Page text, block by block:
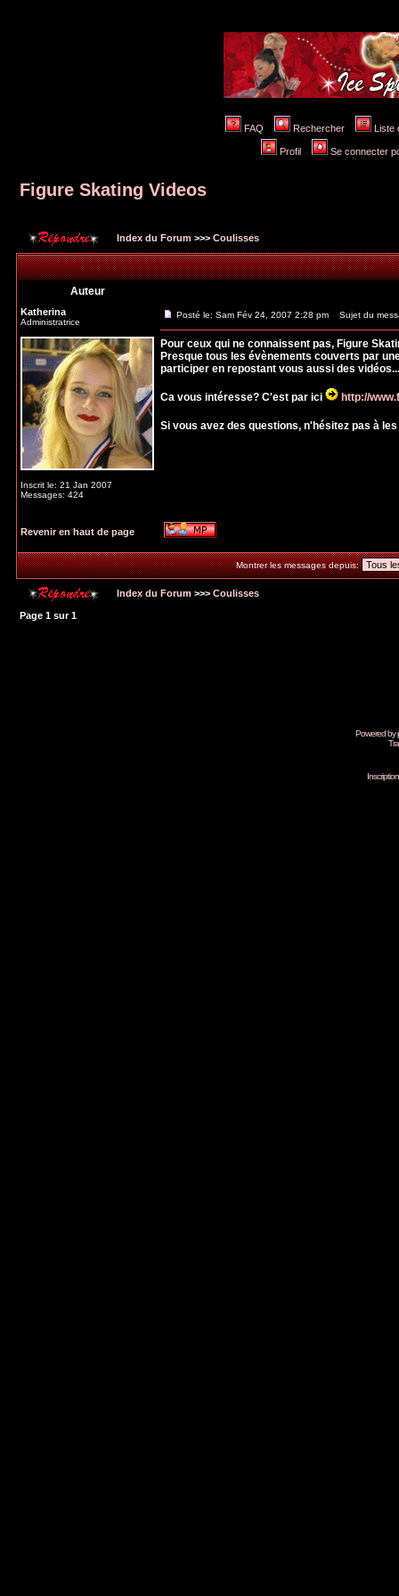
FAQ Rechercher Liste
Profil Se connecter
Figure Skating Videos
Index du Forum >>> Coulisses
Auteur
Katherina
Administratrice
Inscrit le: 21 Jan 2007
Messages: 424
Posté le: Sam Fév 24, 2007 2:28 pm Sujet du
Pour ceux qui ne connaissent pas, Figure
Presque tous les évènements couverts par
participer en repostant vous aussi des vidéos...
Ca vous intéresse? C'est par ici http://
Si vous avez des questions, n'hésitez pas à
Revenir en haut de page
Montrer les messages depuis:
Index du Forum >>> Coulisses
Page 1 sur1
Powered by